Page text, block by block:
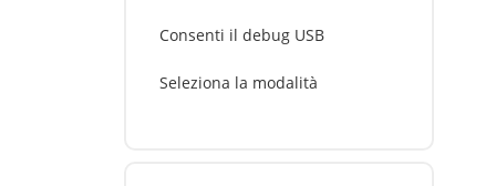
Consenti il debug USB
Seleziona la modalità